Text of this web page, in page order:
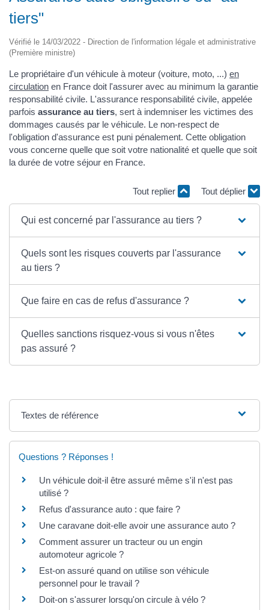
tiers"
Vérifié le 14/03/2022 - Direction de l'information légale et administrative
(Première ministre)
Le propriétaire d'un véhicule à moteur (voiture, moto, ...) en
circulation en France doit l'assurer avec au minimum la garantie
responsabilité civile. L'assurance responsabilité civile, appelée
parfois assurance au tiers, sert à indemniser les victimes des
dommages causés par le véhicule. Le non-respect de
l'obligation d'assurance est puni pénalement. Cette obligation
vous concerne quelle que soit votre nationalité et quelle que soit
la durée de votre séjour en France.
Tout replier Tout déplier
Qui est concerné par l'assurance au tiers ?
Quels sont les risques couverts par l'assurance
au tiers ?
Que faire en cas de refus d'assurance ?
Quelles sanctions risquez-vous si vous n'êtes
pas assuré ?
Textes de référence
Questions ? Réponses !
Un véhicule doit-il être assuré même s'il n'est pas
utilisé ?
Refus d'assurance auto : que faire ?
Une caravane doit-elle avoir une assurance auto ?
Comment assurer un tracteur ou un engin
automoteur agricole ?
Est-on assuré quand on utilise son véhicule
personnel pour le travail ?
Doit-on s'assurer lorsqu'on circule à vélo ?